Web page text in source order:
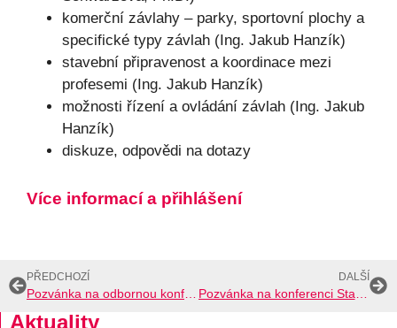
komerční závlahy – parky, sportovní plochy a
specifické typy závlah (Ing. Jakub Hanzík)
stavební připravenost a koordinace mezi
profesemi (Ing. Jakub Hanzík)
možnosti řízení a ovládání závlah (Ing. Jakub
Hanzík)
diskuze, odpovědi na dotazy
Více informací a přihlášení
PŘEDCHOZÍ DALŠÍ
Aktuality